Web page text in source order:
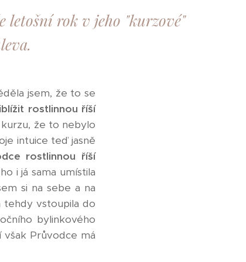
letošní rok v jeho "kurzové"
jsem, že to se
rostlinnou říší
že to nebylo
intuice teď jasně
rostlinnou říší
i já sama umístila
si na sebe a na
tehdy vstoupila do
bylinkového
však Průvodce má